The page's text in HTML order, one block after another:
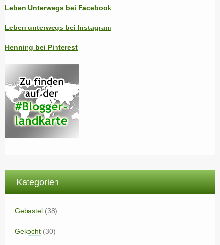
Leben Unterwegs bei Facebook
Leben unterwegs bei Instagram
Henning bei Pinterest
Kategorien
Gebastel (38)
Gekocht (30)